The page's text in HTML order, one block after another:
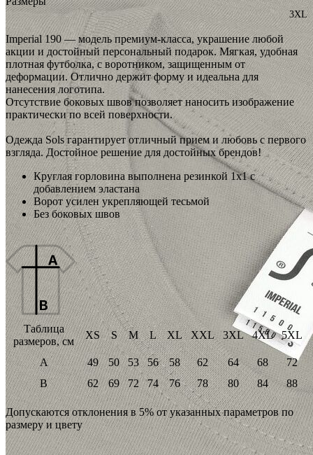
3XL
Imperial 190 — модель премиум-класса, украшение любой
акции и достойный персональный подарок. Мягкая, удобная
плотная футболка, с воротником, защищенным от
деформации. Отлично держит форму и идеальна для
нанесения логотипа.
Отсутствие боковых швов позволяет наносить изображение
практически по всей поверхности.
Одежда Sols гарантирует отличный прием и любовь с первого
взгляда. Достойное решение для достойных брендов!
Круглая горловина выполнена резинкой 1x1 с
добавлением эластана
Ворот усилен укрепляющей тесьмой
Без боковых швов
Таблица
размеров, см
XS S M L XL XXL 3XL 4XL 5XL
A 49 50 53 56 58 62 64 68
72
B
62 69 72 74 76 78 80 84 88
Допускаются отклонения в 5% от указанных параметров по
размеру и цвету